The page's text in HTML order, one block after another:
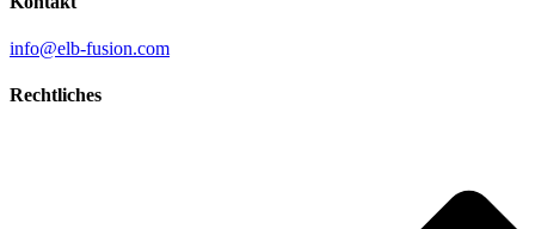
info@elb-fusion.com
Rechtliches